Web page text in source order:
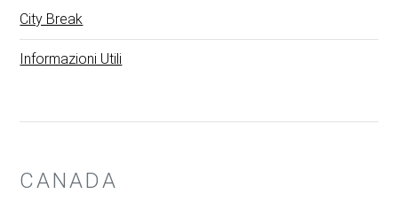
City Break
Informazioni Utili
CANADA